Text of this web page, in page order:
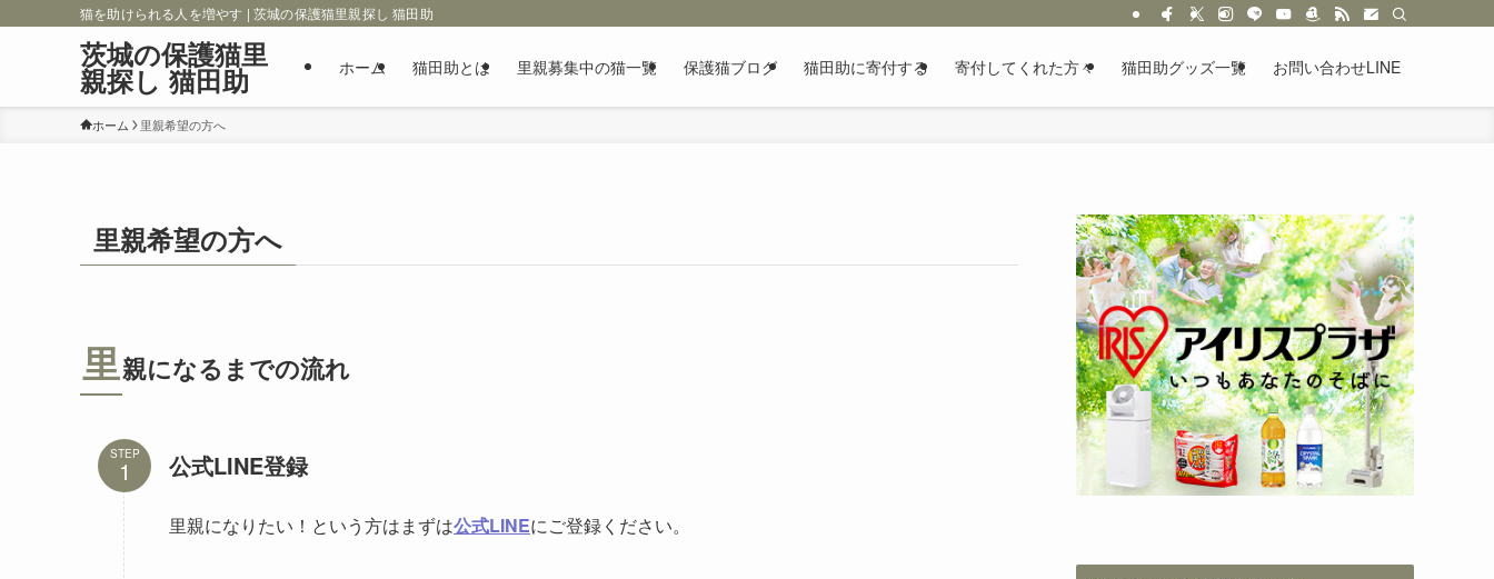
猫を助けられる人を増やす | 茨城の保護猫里親探し 猫田助
茨城の保護猫里
親探し 猫田助 ホーム 猫田助とは 里親募集中の猫一覧 保護猫ブログ 猫田助に寄付する 寄付してくれた方々 猫田助グッズ一覧 お問い合わせLINE
ホーム 里親希望の方へ
里親希望の方へ
里親になるまでの流れ
STEP 公式LINE登録
里親になりたい！という方はまずは公式LINEにご登録ください。